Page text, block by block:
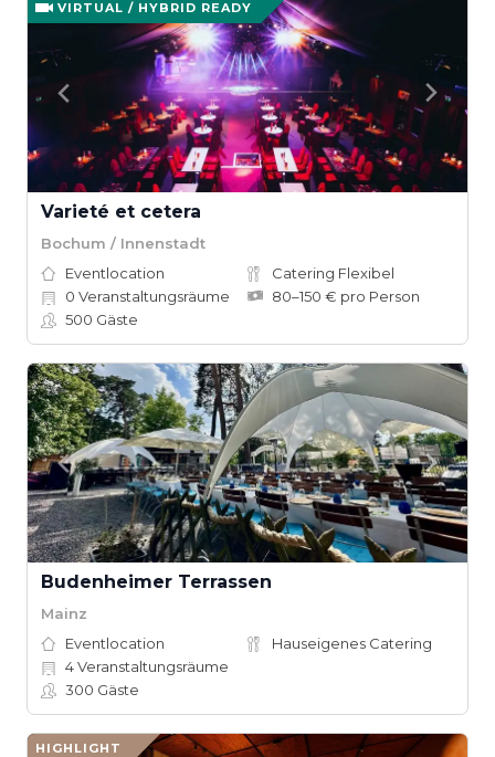
VIRTUAL / HYBRID READY
Varieté et cetera
Bochum / Innenstadt
Eventlocation
Catering Flexibel
0 Veranstaltungsräume
80–150 € pro Person
500 Gäste
Budenheimer Terrassen
Mainz
Eventlocation
Hauseigenes Catering
4Veranstaltungsräume
300 Gäste
HIGHLIGHT